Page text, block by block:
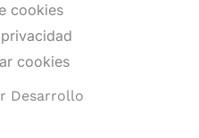
cookies
cookies
Desarrollo